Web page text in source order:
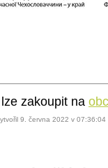
zakoupit na
9. června 2022 v 07:36:04